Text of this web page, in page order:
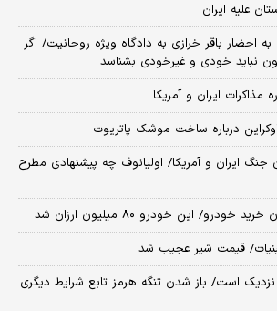
علیه ایران
به احضار باقر خرازی به دادگاه ویژه روحانیت/ اگر
نباید خودی و غیرخودی بشناسد
مذاکرات ایران و آمریکا
درباره ساخت موشک پاتریوت
جنگ ایران و آمریکا/ اولیانوف چه پیشنهادی مطرح
این خودرو ۸۰ میلیون ارزان شد
قیمت شیر عجیب شد
نزدیک است/ باز شدن تنگه هرمز تابع شرایط دیگری